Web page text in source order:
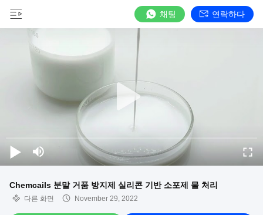
채팅 연락하다
Chemcails 분말 거품 방지제 실리콘 기반 소포제 물 처리
다른 화면 November 29, 2022